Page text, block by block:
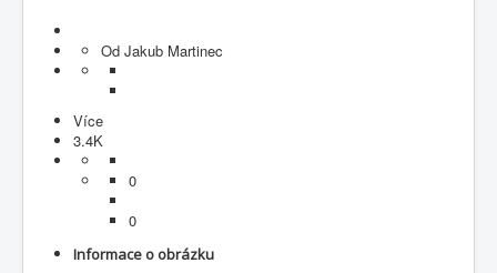
Od Jakub Martinec
Více
3.4K
0
0
Informace o obrázku